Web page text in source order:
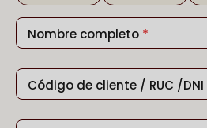
Nombre completo *
Código de cliente / RUC /DNI